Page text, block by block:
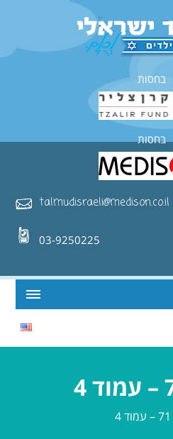
בחסות
בחסות
talmudisraeli@medison.co.il
03-9250225